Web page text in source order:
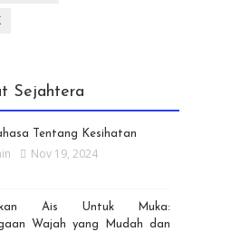
Sejahtera
Tentang Kesihatan
Nov 19, 2024
Ais Untuk Muka:
Wajah yang Mudah dan